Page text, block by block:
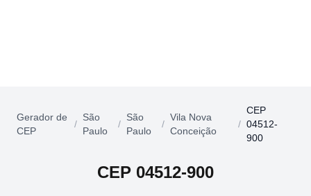
Gerador de
CEP
/
São
Paulo
/
São
Paulo
/
Vila Nova
Conceição
/
CEP
04512-
900
CEP 04512-900